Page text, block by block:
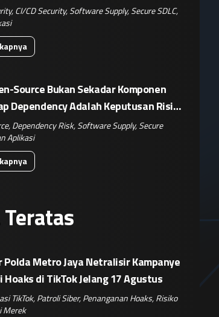
,CI/CD Security,Software Supply,Secure SDLC,
Source Bukan Sekadar Komponen
Dependency Adalah Keputusan Risiko
,Dependency Risk,Software Supply,Secure
Aplikasi
Metro Jaya Netralisir Kampanye
di TikTok Jelang 17 Agustus
TikTok,Patroli Siber,Penanganan Hoaks,Risiko
Merek